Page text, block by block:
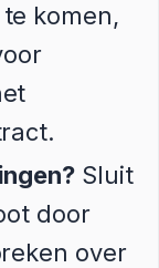
komen,
Sluit
door
over